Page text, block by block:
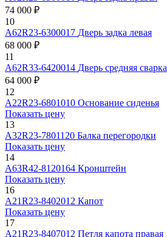
74 000 ₽
10
А62R23-6300017 Дверь задка левая
68 000 ₽
11
А62R33-6420014 Дверь средняя сварка
64 000 ₽
12
А22R23-6801010 Основание сиденья
Показать цену
13
А32R23-7801120 Балка перегородки
Показать цену
14
А63R42-8120164 Кронштейн
Показать цену
16
А21R23-8402012 Капот
Показать цену
17
А21R23-8407012 Петля капота правая